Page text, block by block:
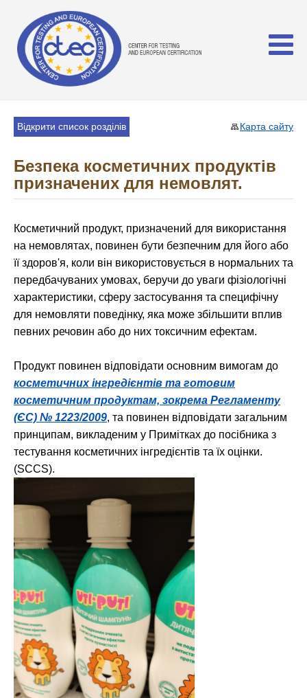
Карта сайту
Відкрити список розділів
Безпека косметичних продуктів
призначених для немовлят.
Косметичний продукт, призначений для використання
на немовлятах, повинен бути безпечним для його або
її здоров'я, коли він використовується в нормальних та
передбачуваних умовах, беручи до уваги фізіологічні
характеристики, сферу застосування та специфічну
для немовляти поведінку, яка може збільшити вплив
певних речовин або до них токсичним ефектам.
Продукт повинен відповідати основним вимогам до
косметичних інгредієнтів та готовим
косметичним продуктам, зокрема Регламенту
(ЄС) № 1223/2009, та повинен відповідати загальним
принципам, викладеним у Примітках до посібника з
тестування косметичних інгредієнтів та їх оцінки.
(SCCS).